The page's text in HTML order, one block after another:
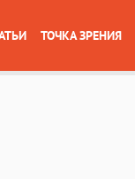
ТОЧКА ЗРЕНИЯ